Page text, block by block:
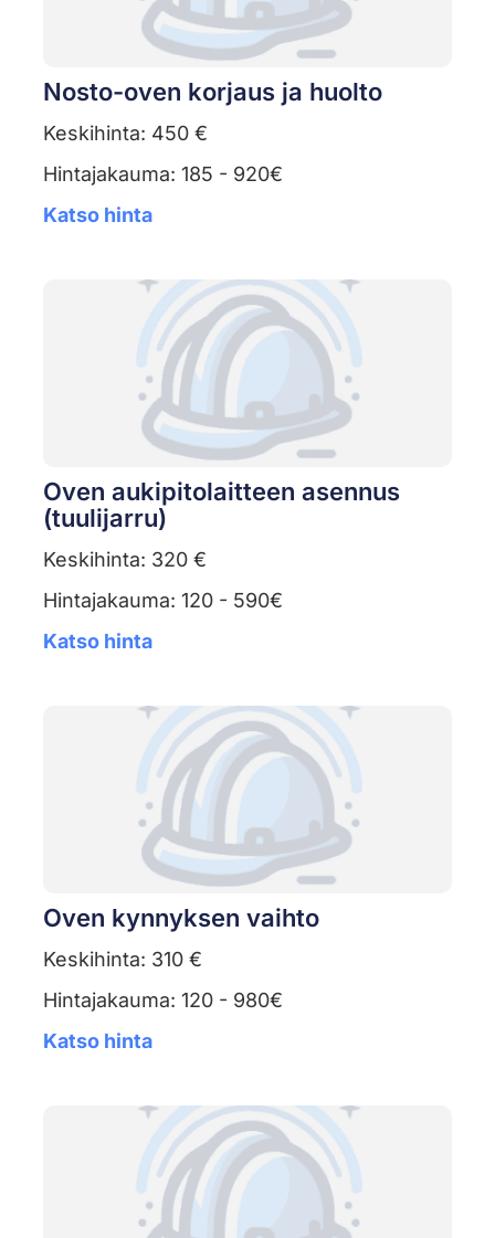
Nosto-oven korjaus ja huolto
Keskihinta: 450 €
Hintajakauma: 185 - 920€
Katso hinta
Oven aukipitolaitteen asennus
(tuulijarru)
Keskihinta: 320 €
Hintajakauma: 120 - 590€
Katso hinta
Oven kynnyksen vaihto
Keskihinta: 310 €
Hintajakauma: 120 - 980€
Katso hinta